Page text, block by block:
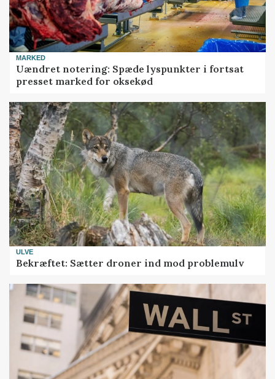
MARKED
Uændret notering: Spæde lyspunkter i fortsat
presset marked for oksekød
ULVE
Bekræftet: Sætter droner ind mod problemulv